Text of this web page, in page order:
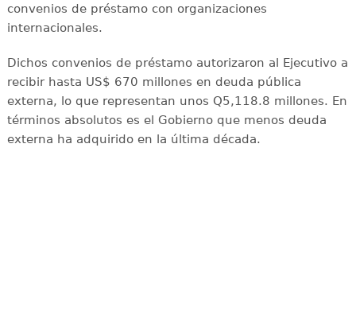
convenios de préstamo con organizaciones
internacionales.
Dichos convenios de préstamo autorizaron al Ejecutivo a
recibir hasta US$ 670 millones en deuda pública
externa, lo que representan unos Q5,118.8 millones. En
términos absolutos es el Gobierno que menos deuda
externa ha adquirido en la última década.